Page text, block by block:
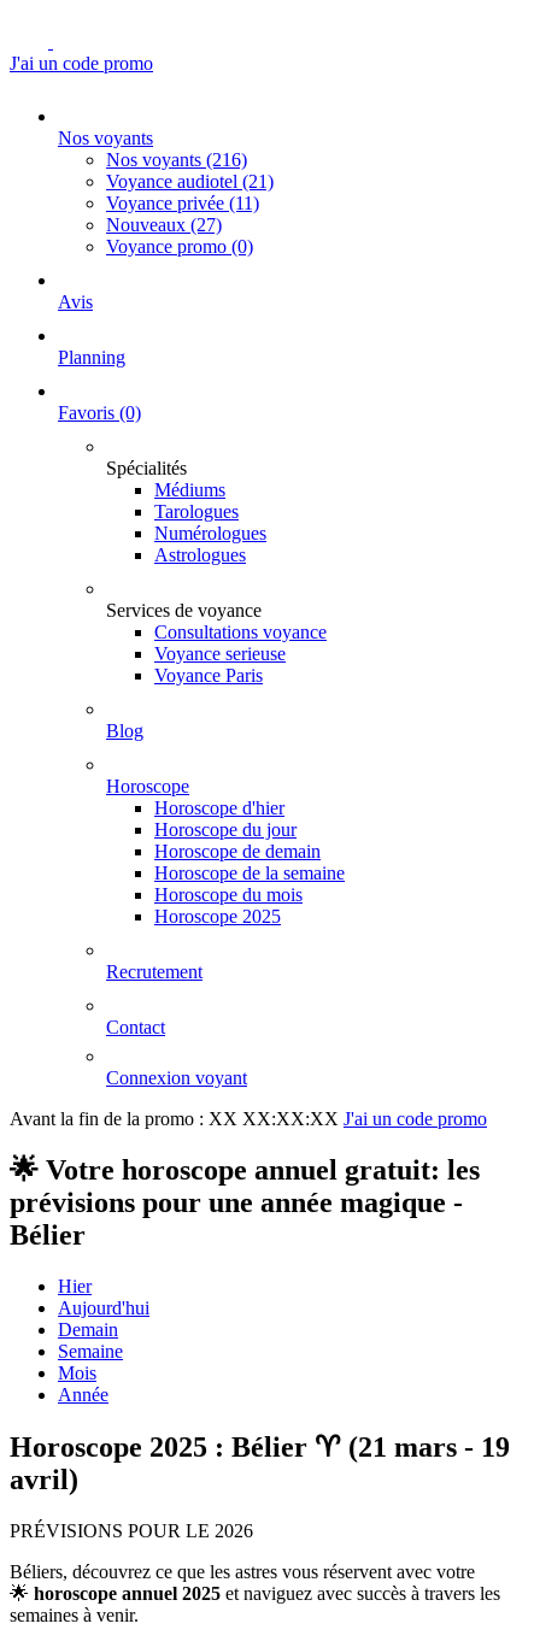
J'ai un code promo
Nos voyants
Nos voyants (216)
Voyance audiotel (21)
Voyance privée (11)
Nouveaux (27)
Voyance promo (0)
Avis
Planning
Favoris (0)
Spécialités
Médiums
Tarologues
Numérologues
Astrologues
Services de voyance
Consultations voyance
Voyance serieuse
Voyance Paris
Blog
Horoscope
Horoscope d'hier
Horoscope du jour
Horoscope de demain
Horoscope de la semaine
Horoscope du mois
Horoscope 2025
Recrutement
Contact
Connexion voyant
Avant la fin de la promo : XX XX:XX:XX J'ai un code promo
🌟 Votre horoscope annuel gratuit: les
prévisions pour une année magique -
Bélier
Hier
Aujourd'hui
Demain
Semaine
Mois
Année
Horoscope 2025 : Bélier ♈ (21 mars - 19
avril)
PRÉVISIONS POUR LE 2026
Béliers, découvrez ce que les astres vous réservent avec votre
🌟 horoscope annuel 2025 et naviguez avec succès à travers les
semaines à venir.